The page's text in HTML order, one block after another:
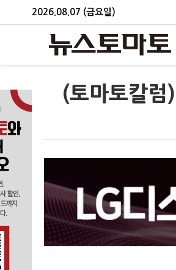
2026.08.07 (금요일)
(토마토칼럼